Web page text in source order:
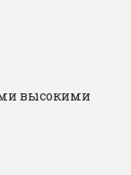
высокими